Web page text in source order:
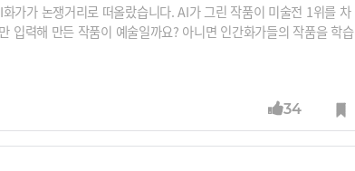
가가 논쟁거리로 떠올랐습니다. AI가 그린 작품이 미술전 1위를 차
입력해 만든 작품이 예술일까요? 아니면 인간화가들의 작품을 학습
34